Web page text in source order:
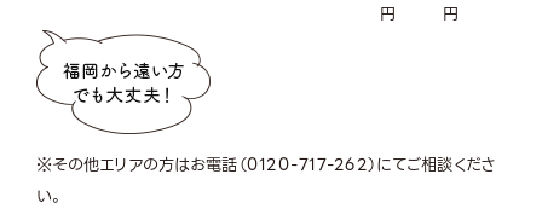
円
円
※その他エリアの方はお電話（0120-717-262）にてご相談くださ
い。